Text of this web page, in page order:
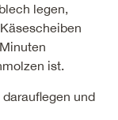
legen,
ist.
und